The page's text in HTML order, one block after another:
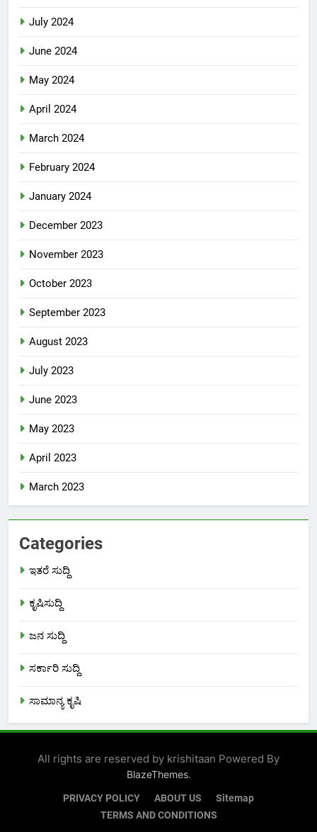
July 2024
June 2024
May 2024
April 2024
March 2024
February 2024
January 2024
December 2023
November 2023
October 2023
September 2023
August 2023
July 2023
June 2023
May 2023
April 2023
March 2023
Categories
ಇತರೆ ಸುದ್ದಿ
ಕೃಷಿಸುದ್ದಿ
ಜನ ಸುದ್ದಿ
ಸರ್ಕಾರಿ ಸುದ್ದಿ
ಸಾಮಾನ್ಯ ಕೃಷಿ
All rights are reserved by krishitaan Powered By
BlazeThemes.
PRIVACY POLICY ABOUT US
Sitemap
TERMS AND CONDITIONS